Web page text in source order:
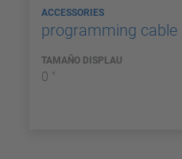
ACCESSORIES
programming cable
TAMAÑO DISPLAU
0 "